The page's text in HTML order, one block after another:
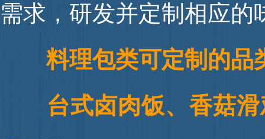
需求，研发并定制相应的
料理包类可定制的
台式卤肉饭、香菇滑